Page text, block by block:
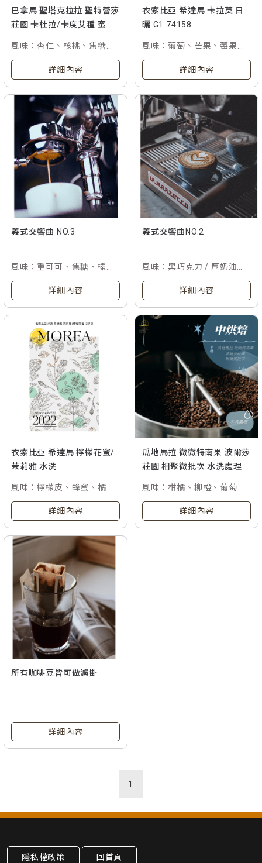
巴拿馬 聖塔克拉拉 聖特蕾莎
莊園 卡杜拉/卡度艾種 蜜處
風味：杏仁、核桃、焦糖、
烤餅乾香
詳細內容
衣索比亞 希達馬 卡拉莫 日
曬 G1 74158
風味：葡萄、芒果、莓果與
橘皮香氣
詳細內容
義式交響曲 NO.3
風味：重可可、焦糖、榛果
核桃
詳細內容
義式交響曲NO.2
風味：黑巧克力 / 厚奶油香
氣 / 酸甜醇厚感
詳細內容
衣索比亞 希達馬 檸檬花蜜/
茉莉雅 水洗
風味：檸檬皮、蜂蜜、橘皮
及柚子茶風味
詳細內容
瓜地馬拉 微微特南果 波爾莎
莊園 相聚微批次 水洗處理
風味：柑橘、柳橙、葡萄
柚、柚子與焦糖
詳細內容
所有咖啡豆皆可做濾掛
詳細內容
1
隱私權政策 回首頁